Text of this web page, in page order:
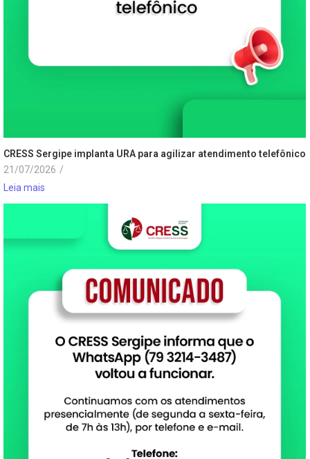
CRESS Sergipe implanta URA para agilizar atendimento telefônico
21/07/2026 /
Leia mais